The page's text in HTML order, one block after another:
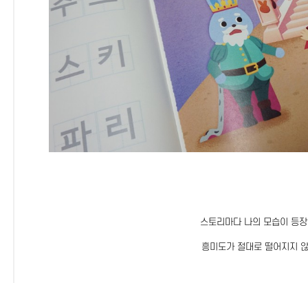
스토리마다 나의 모습이 등
흥미도가 절대로 떨어지지